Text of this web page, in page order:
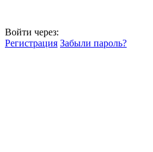
Войти через:
Регистрация Забыли пароль?